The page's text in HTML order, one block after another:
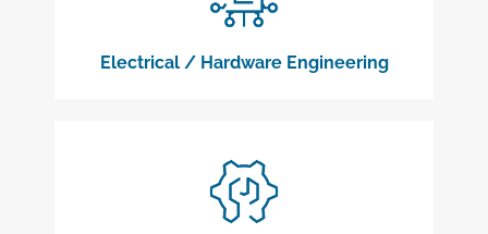
Electrical / Hardware Engineering